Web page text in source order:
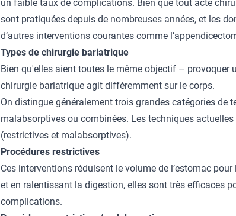
un faible taux de complications. Bien que tout acte
sont pratiquées depuis de nombreuses années, et les
d’autres interventions courantes comme
Types de chirurgie bariatrique
Bien qu'elles aient toutes le même objectif – provoquer
chirurgie bariatrique agit différemment sur le corps.
On distingue généralement trois grandes catégories de
malabsorptives ou combinées. Les techniques
(restrictives et malabsorptives).
Procédures restrictives
Ces interventions réduisent le volume de l’estomac
et en ralentissant la digestion, elles sont très efficaces
complications.